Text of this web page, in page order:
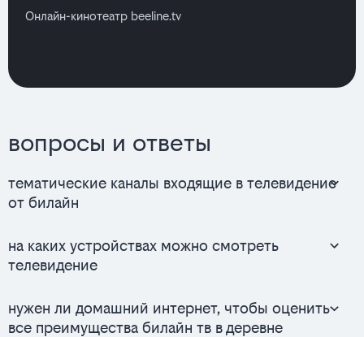
Онлайн-кинотеатр beeline.tv
вопросы и ответы
тематические каналы входящие в телевидение
от билайн
на каких устройствах можно смотреть
телевидение
нужен ли домашний интернет, чтобы оценить
все преимущества билайн тв в деревне